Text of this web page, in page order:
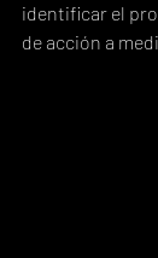
identificar el
de acción a